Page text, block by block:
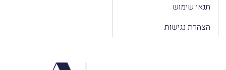
תנאי שימוש
הצהרת נגישות